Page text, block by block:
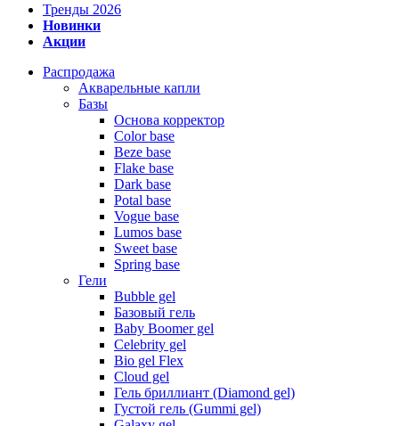
Тренды 2026
Новинки
Акции
Распродажа
Акварельные капли
Базы
Основа корректор
Color base
Beze base
Flake base
Dark base
Potal base
Vogue base
Lumos base
Sweet base
Spring base
Гели
Bubble gel
Базовый гель
Baby Boomer gel
Celebrity gel
Bio gel Flex
Cloud gel
Гель бриллиант (Diamond gel)
Густой гель (Gummi gel)